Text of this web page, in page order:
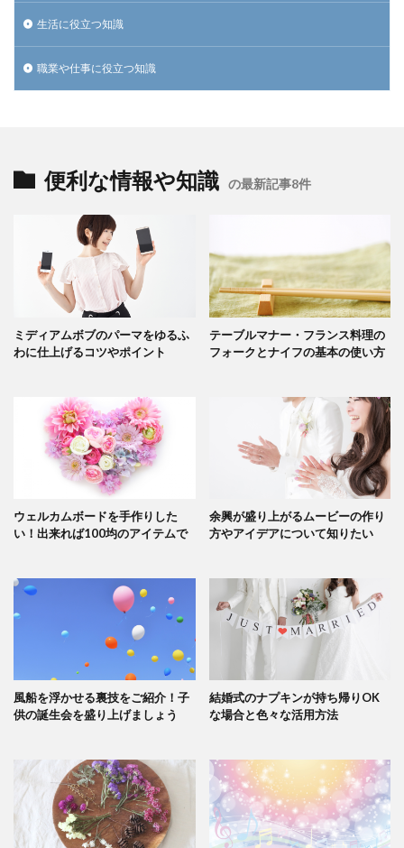
生活に役立つ知識
職業や仕事に役立つ知識
便利な情報や知識 の最新記事8件
ミディアムボブのパーマをゆるふ
わに仕上げるコツやポイント
テーブルマナー・フランス料理の
フォークとナイフの基本の使い方
ウェルカムボードを手作りした
い！出来れば100均のアイテムで
余興が盛り上がるムービーの作り
方やアイデアについて知りたい
風船を浮かせる裏技をご紹介！子
供の誕生会を盛り上げましょう
結婚式のナプキンが持ち帰りOK
な場合と色々な活用方法